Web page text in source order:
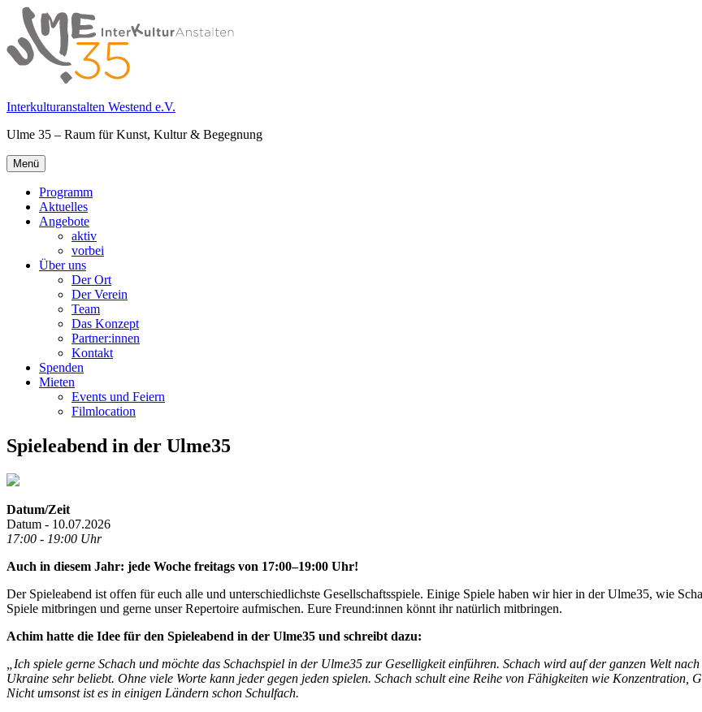
Springe
zum
Inhalt
Interkulturanstalten Westend e.V.
Ulme 35 – Raum für Kunst, Kultur & Begegnung
Primäres
Menü
Menü
Programm
Aktuelles
Angebote
aktiv
vorbei
Über uns
Der Ort
Der Verein
Team
Das Konzept
Partner:innen
Kontakt
Spenden
Mieten
Events und Feiern
Filmlocation
Spieleabend in der Ulme35
Datum/Zeit
Datum - 10.07.2026
17:00 - 19:00 Uhr
Auch in diesem Jahr: jede Woche freitags von 17:00–19:00 Uhr!
Der Spieleabend ist offen für euch alle und unterschiedlichste Gesellschaftsspiele. Einige Spiele haben wir hier in der Ulme35, wie
Spiele mitbringen und gerne unser Repertoire aufmischen. Eure Freund:innen könnt ihr natürlich mitbringen.
Achim hatte die Idee für den Spieleabend in der Ulme35 und schreibt dazu:
„Ich spiele gerne Schach und möchte das Schachspiel in der Ulme35 zur Geselligkeit einführen. Schach wird auf der ganzen Welt
Ukraine sehr beliebt. Ohne viele Worte kann jeder gegen jeden spielen. Schach schult eine Reihe von Fähigkeiten wie
Nicht umsonst ist es in einigen Ländern schon Schulfach.